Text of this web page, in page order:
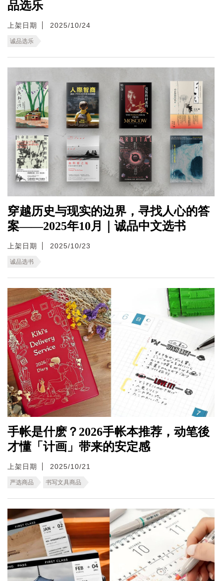
品选乐
上架日期 2025/10/24
诚品选乐
穿越历史与现实的边界，寻找人心的答
案——2025年10月｜诚品中文选书
上架日期 2025/10/23
诚品选书
手帐是什麽？2026手帐本推荐，动笔後
才懂「计画」带来的安定感
上架日期 2025/10/21
严选商品 书写文具商品